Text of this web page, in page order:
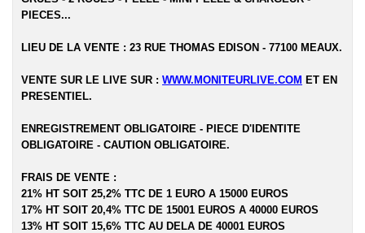
PIECES...
LIEU DE LA VENTE : 23 RUE THOMAS EDISON - 77100 MEAUX.
VENTE SUR LE LIVE SUR : WWW.MONITEURLIVE.COM ET EN
PRESENTIEL.
ENREGISTREMENT OBLIGATOIRE - PIECE D'IDENTITE
OBLIGATOIRE - CAUTION OBLIGATOIRE.
FRAIS DE VENTE :
21% HT SOIT 25,2% TTC DE 1 EURO A 15000 EUROS
17% HT SOIT 20,4% TTC DE 15001 EUROS A 40000 EUROS
13% HT SOIT 15,6% TTC AU DELA DE 40001 EUROS